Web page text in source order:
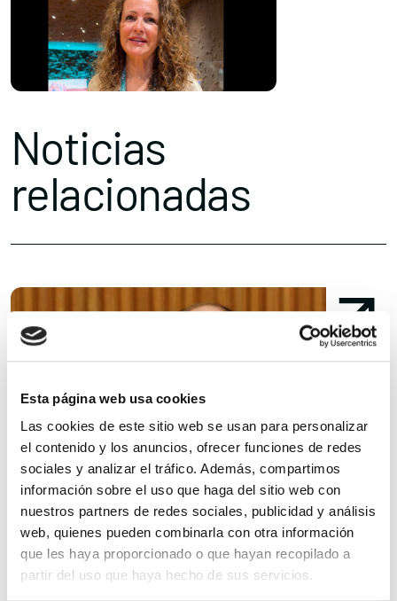
Esta página web usa cookies
Las cookies de este sitio web se usan para personalizar
el contenido y los anuncios, ofrecer funciones de redes
sociales y analizar el tráfico. Además, compartimos
información sobre el uso que haga del sitio web con
nuestros partners de redes sociales, publicidad y análisis
web, quienes pueden combinarla con otra información
que les haya proporcionado o que hayan recopilado a
partir del uso que haya hecho de sus servicios.
Noticias
relacionadas
¿Qué ocurre con la prestación CUME?...